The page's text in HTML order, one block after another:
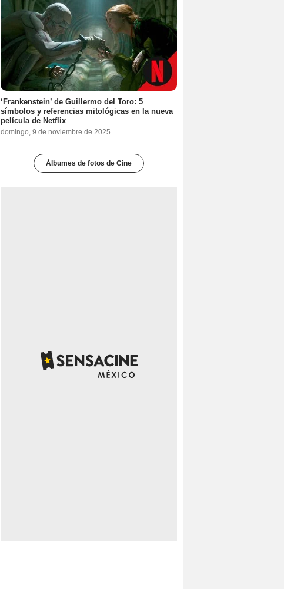
‘Frankenstein’ de Guillermo del Toro: 5
símbolos y referencias mitológicas en la nueva
película de Netflix
domingo, 9 de noviembre de 2025
Álbumes de fotos de Cine